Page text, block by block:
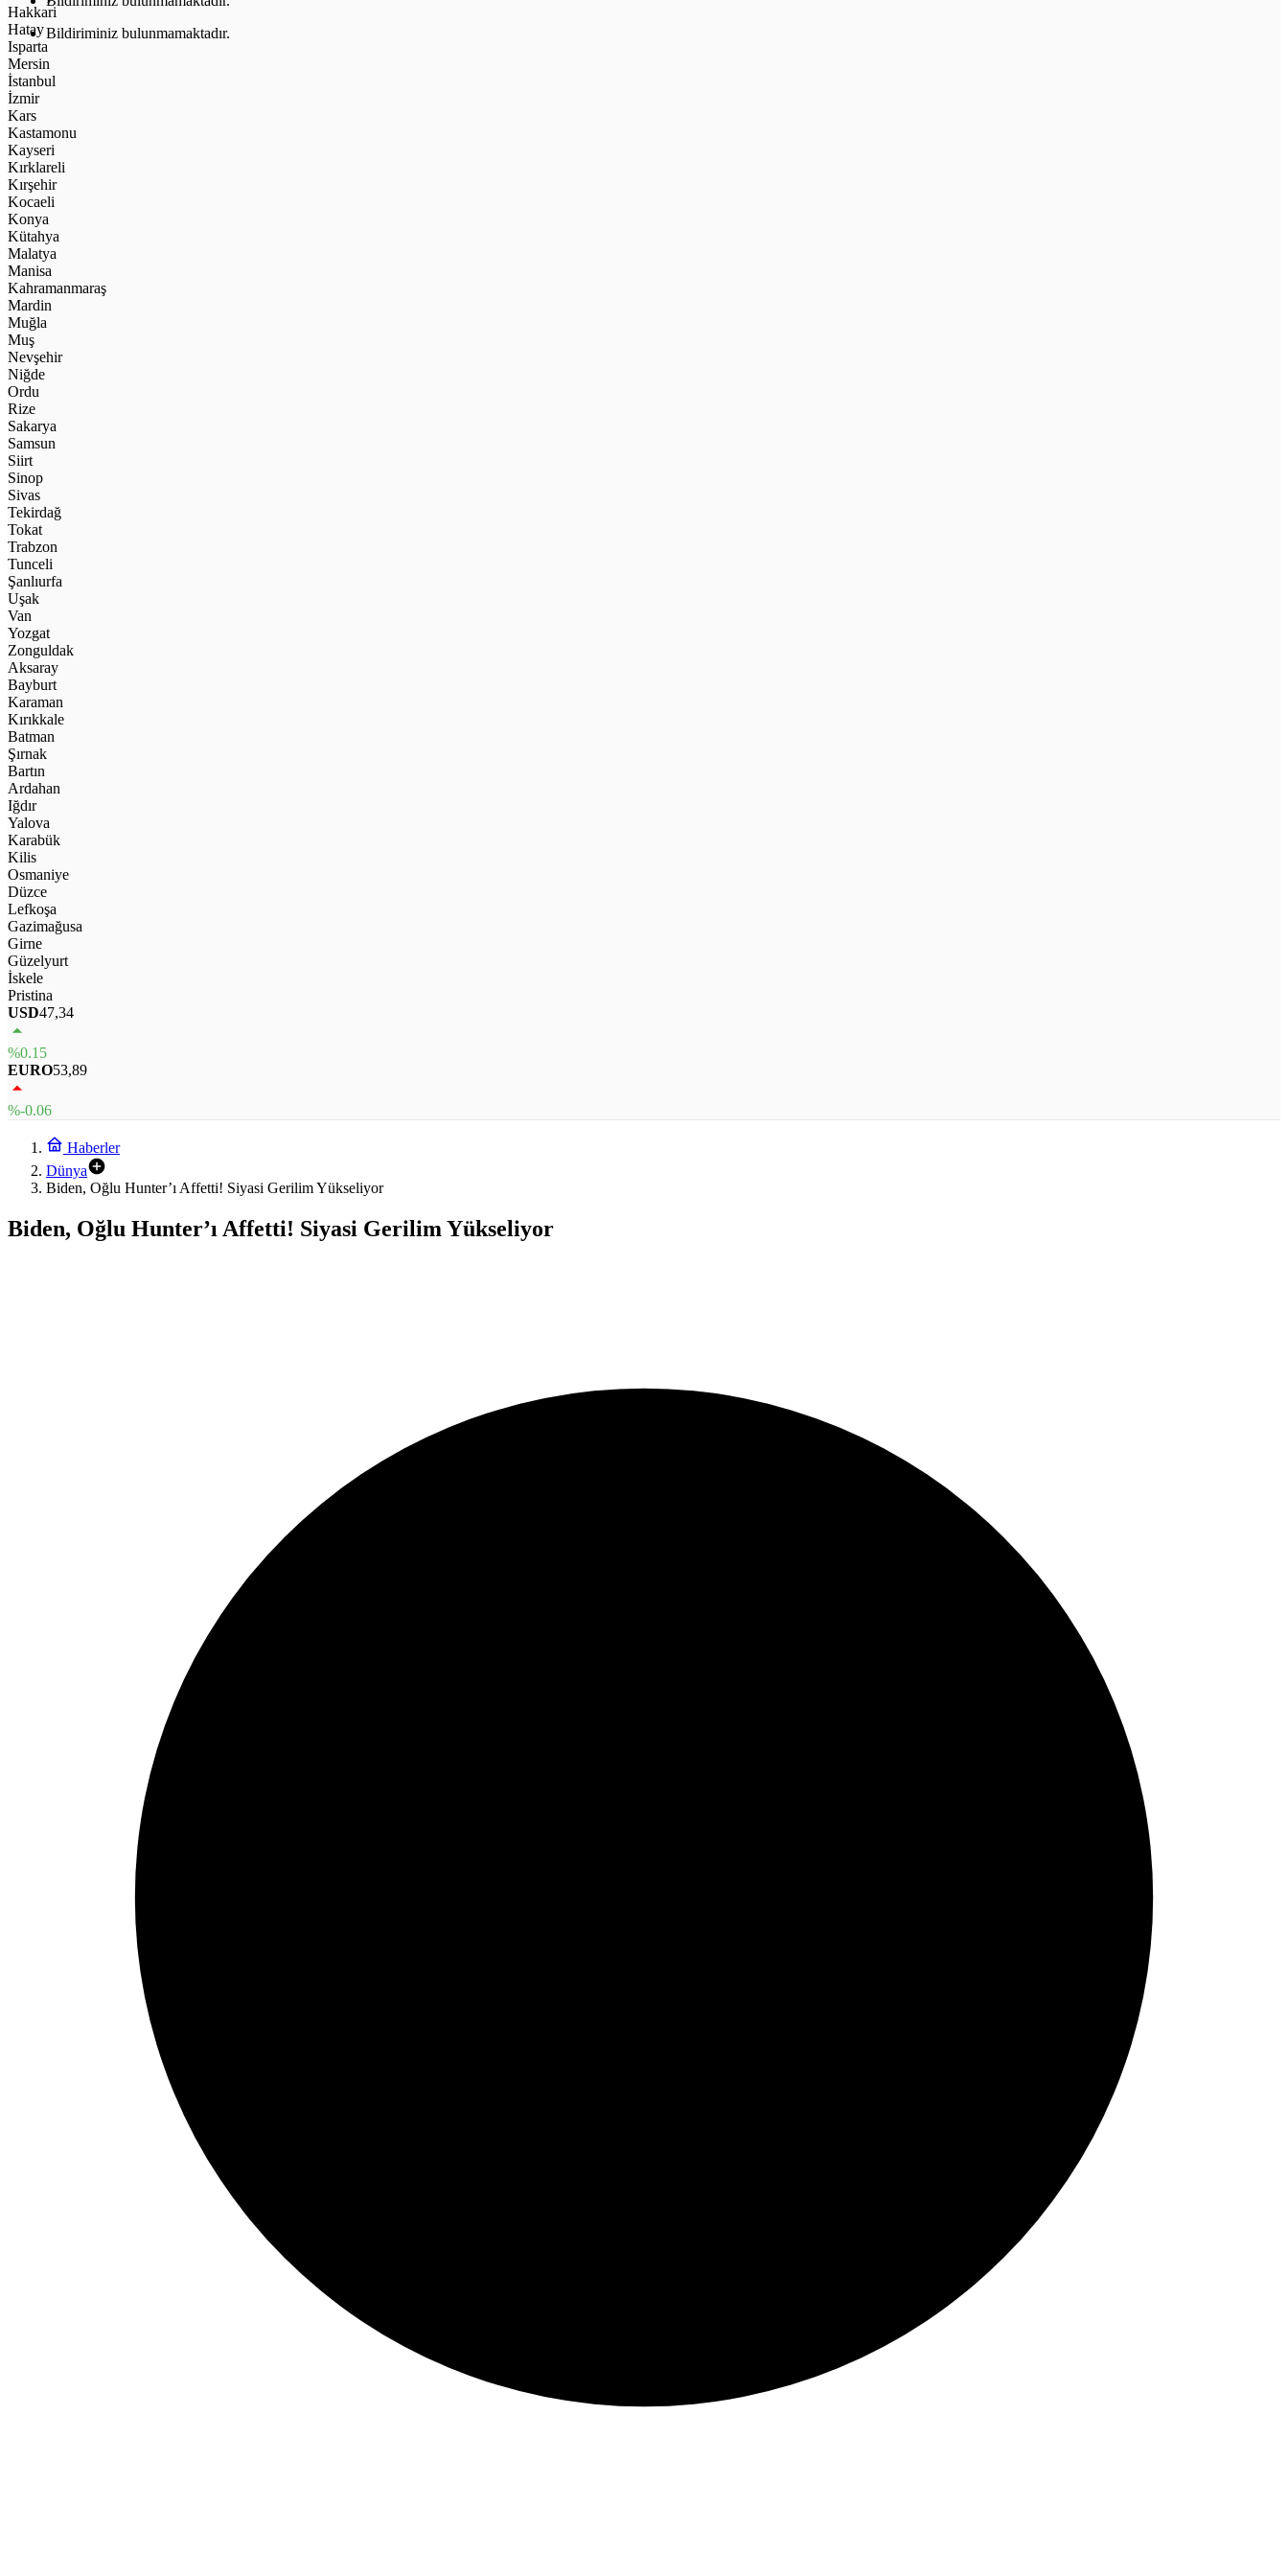
Bildiriminiz bulunmamaktadır.
Hakkari
Hatay
Isparta
Mersin
İstanbul
İzmir
Kars
Kastamonu
Kayseri
Kırklareli
Kırşehir
Kocaeli
Konya
Kütahya
Malatya
Manisa
Kahramanmaraş
Mardin
Muğla
Muş
Nevşehir
Niğde
Ordu
Rize
Sakarya
Samsun
Siirt
Sinop
Sivas
Tekirdağ
Tokat
Trabzon
Tunceli
Şanlıurfa
Uşak
Van
Yozgat
Zonguldak
Aksaray
Bayburt
Karaman
Kırıkkale
Batman
Şırnak
Bartın
Ardahan
Iğdır
Yalova
Karabük
Kilis
Osmaniye
Düzce
Lefkoşa
Gazimağusa
Girne
Güzelyurt
İskele
Pristina
USD47,34
%0.15
EURO53,89
%-0.06
Haberler
Dünya
Biden, Oğlu Hunter’ı Affetti! Siyasi Gerilim Yükseliyor
Biden, Oğlu Hunter’ı Affetti! Siyasi Gerilim Yükseliyor